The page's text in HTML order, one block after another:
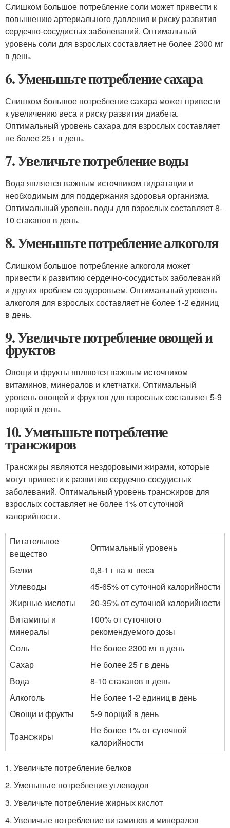
Слишком большое потребление соли может привести к
повышению артериального давления и риску развития
сердечно-сосудистых заболеваний. Оптимальный
уровень соли для взрослых составляет не более 2300 мг
в день.
6. Уменьшьте потребление сахара
Слишком большое потребление сахара может привести
к увеличению веса и риску развития диабета.
Оптимальный уровень сахара для взрослых составляет
не более 25 г в день.
7. Увеличьте потребление воды
Вода является важным источником гидратации и
необходимым для поддержания здоровья организма.
Оптимальный уровень воды для взрослых составляет 8-
10 стаканов в день.
8. Уменьшьте потребление алкоголя
Слишком большое потребление алкоголя может
привести к развитию сердечно-сосудистых заболеваний
и других проблем со здоровьем. Оптимальный уровень
алкоголя для взрослых составляет не более 1-2 единиц
в день.
9. Увеличьте потребление овощей и
фруктов
Овощи и фрукты являются важным источником
витаминов, минералов и клетчатки. Оптимальный
уровень овощей и фруктов для взрослых составляет 5-9
порций в день.
10. Уменьшьте потребление
трансжиров
Трансжиры являются нездоровыми жирами, которые
могут привести к развитию сердечно-сосудистых
заболеваний. Оптимальный уровень трансжиров для
взрослых составляет не более 1% от суточной
калорийности.
Питательное
вещество
Оптимальный уровень
Белки
0,8-1 г на кг веса
Углеводы
45-65% от суточной калорийности
Жирные кислоты
20-35% от суточной калорийности
Витамины и
минералы
100% от суточного
рекомендуемого дозы
Соль
Не более 2300 мг в день
Сахар
Не более 25 г в день
Вода
8-10 стаканов в день
Алкоголь
Не более 1-2 единиц в день
Овощи и фрукты
5-9 порций в день
Трансжиры
Не более 1% от суточной
калорийности
1. Увеличьте потребление белков
2. Уменьшьте потребление углеводов
3. Увеличьте потребление жирных кислот
4. Увеличьте потребление витаминов и минералов